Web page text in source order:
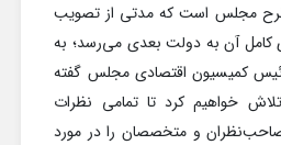
طرح مجلس است که مدتی از تصویب
کامل آن به دولت بعدی می‌رسد؛ به
رئیس کمیسیون اقتصادی مجلس گفته
خواهیم کرد تا تمامی نظرات
صاحب‌نظران و متخصصان را در مورد